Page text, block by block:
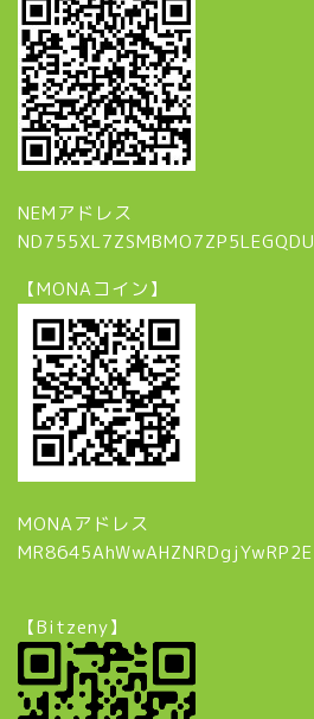
NEMアドレス
【MONAコイン】
MONAアドレス
【Bitzeny】